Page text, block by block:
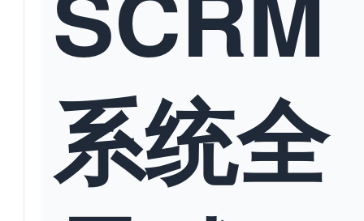
系统全